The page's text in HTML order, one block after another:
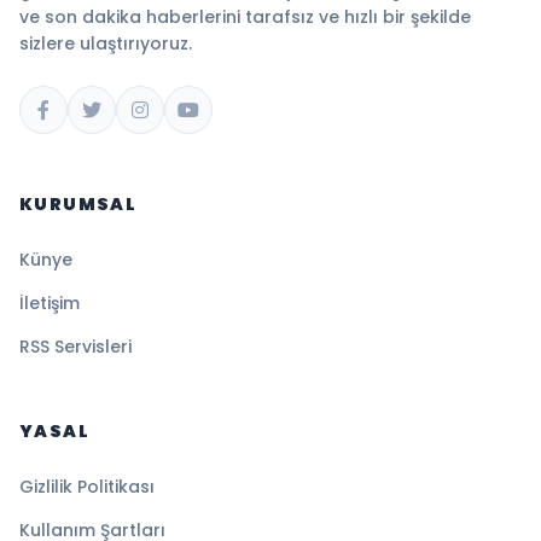
ve son dakika haberlerini tarafsız ve hızlı bir şekilde
sizlere ulaştırıyoruz.
KURUMSAL
Künye
İletişim
RSS Servisleri
YASAL
Gizlilik Politikası
Kullanım Şartları